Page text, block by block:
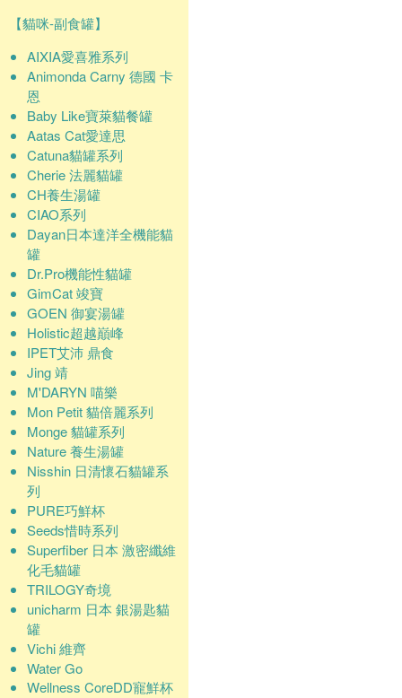
【貓咪-副食罐】
AIXIA愛喜雅系列
Animonda Carny 德國 卡
恩
Baby Like寶萊貓餐罐
Aatas Cat愛達思
Catuna貓罐系列
Cherie 法麗貓罐
CH養生湯罐
CIAO系列
Dayan日本達洋全機能貓
罐
Dr.Pro機能性貓罐
GimCat 竣寶
GOEN 御宴湯罐
Holistic超越巔峰
IPET艾沛 鼎食
Jing 靖
M'DARYN 喵樂
Mon Petit 貓倍麗系列
Monge 貓罐系列
Nature 養生湯罐
Nisshin 日清懷石貓罐系
列
PURE巧鮮杯
Seeds惜時系列
Superfiber 日本 激密纖維
化毛貓罐
TRILOGY奇境
unicharm 日本 銀湯匙貓
罐
Vichi 維齊
Water Go
Wellness CoreDD寵鮮杯